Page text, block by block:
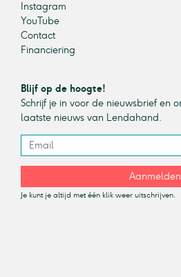
Instagram
YouTube
Contact
Financiering
Blijf op de hoogte!
Schrijf je in voor de nieuwsbrief en
laatste nieuws van Lendahand.
Aanmelden
Je kunt je altijd met één klik weer uitschrijven.